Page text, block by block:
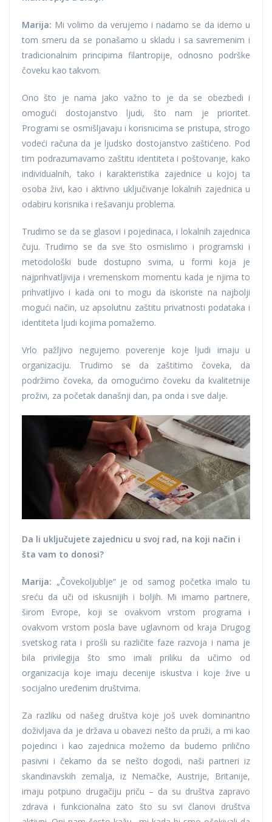
Marija: Mi volimo da verujemo i nadamo se da idemo u
tom smeru da se ponašamo u skladu i sa savremenim i
tradicionalnim principima filantropije, odnosno podrške
čoveku kao takvom.
Ono što je nama jako važno to je da se obezbedi i
omogući dostojanstvo ljudi, što nam je prioritet.
Programi se osmišljavaju i korisnicima se pristupa, strogo
vodeći računa da je ljudsko dostojanstvo zaštićeno. Pod
tim podrazumavamo zaštitu identiteta i poštovanje, kako
individualnih, tako i karakteristika zajednice u kojoj ta
osoba živi, kao i aktivno uključivanje lokalnih zajednica u
odabiru korisnika i rešavanju problema.
Trudimo se da se glasovi i pojedinaca, i lokalnih zajednica
čuju. Trudimo se da sve što osmislimo i programski i
metodološki bude dostupno svima, u formi koja je
najprihvatljivija i vremenskom momentu kada je njima to
prihvatljivo i kada oni to mogu da iskoriste na najbolji
mogući način, uz apsolutnu zaštitu privatnosti podataka i
identiteta ljudi kojima pomažemo.
Vrlo pažljivo negujemo poverenje koje ljudi imaju u
organizaciju. Trudimo se da zaštitimo čoveka, da
podržimo čoveka, da omogućimo čoveku da kvalitetnije
proživi, za početak današnji dan, pa onda i sve dalje.
Da li uključujete zajednicu u svoj rad, na koji način i
šta vam to donosi?
Marija: „Čovekoljublje“ je od samog početka imalo tu
sreću da uči od iskusnijih i boljih. Mi imamo partnere,
širom Evrope, koji se ovakvom vrstom programa i
ovakvom vrstom posla bave uglavnom od kraja Drugog
svetskog rata i prošli su različite faze razvoja i nama je
bila privilegija što smo imali priliku da učimo od
organizacija koje imaju decenije iskustva i koje žive u
socijalno uređenim društvima.
Za razliku od našeg društva koje još uvek dominantno
doživljava da je država u obavezi nešto da pruži, a mi kao
pojedinci i kao zajednica možemo da budemo prilično
pasivni i čekamo da se nešto dogodi, naši partneri iz
skandinavskih zemalja, iz Nemačke, Austrije, Britanije,
imaju potpuno drugačiju priču – da su društva zapravo
zdrava i funkcionalna zato što su svi članovi društva